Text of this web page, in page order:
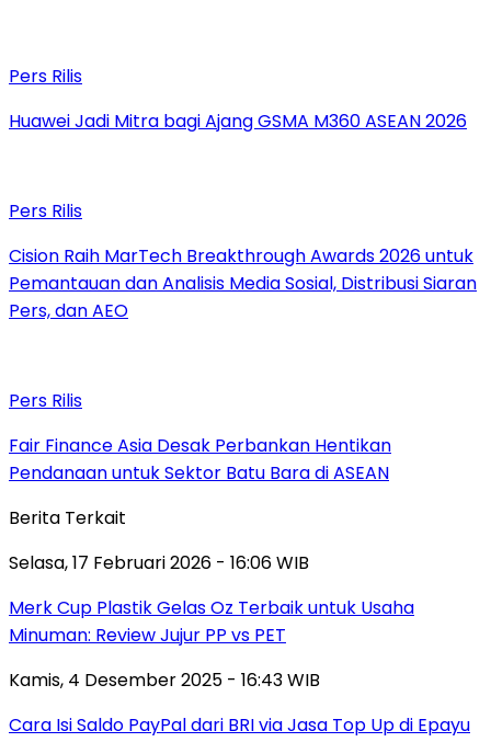
Pers Rilis
Huawei Jadi Mitra bagi Ajang GSMA M360 ASEAN 2026
Pers Rilis
Cision Raih MarTech Breakthrough Awards 2026 untuk
Pemantauan dan Analisis Media Sosial, Distribusi Siaran
Pers, dan AEO
Pers Rilis
Fair Finance Asia Desak Perbankan Hentikan
Pendanaan untuk Sektor Batu Bara di ASEAN
Berita Terkait
Selasa, 17 Februari 2026 - 16:06 WIB
Merk Cup Plastik Gelas Oz Terbaik untuk Usaha
Minuman: Review Jujur PP vs PET
Kamis, 4 Desember 2025 - 16:43 WIB
Cara Isi Saldo PayPal dari BRI via Jasa Top Up di Epayu